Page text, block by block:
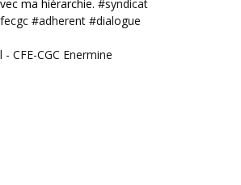
ma hiérarchie. #syndicat
#adherent #dialogue
CFE-CGC Enermine